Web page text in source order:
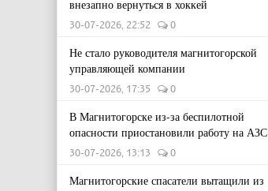
внезапно вернуться в хоккей
30-07-2026, 22:52 0
Не стало руководителя магнитогорской
управляющей компании
30-07-2026, 17:35 0
В Магнитогорске из-за беспилотной
опасности приостановили работу на АЗС
30-07-2026, 13:13 0
Магнитогорские спасатели вытащили из